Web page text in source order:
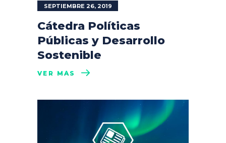
SEPTIEMBRE 26, 2019
Cátedra Políticas
Públicas y Desarrollo
Sostenible
VER MÁS